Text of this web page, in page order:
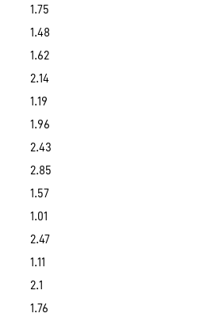
1.75
1.48
1.62
2.14
1.19
1.96
2.43
2.85
1.57
1.01
2.47
1.11
2.1
1.76